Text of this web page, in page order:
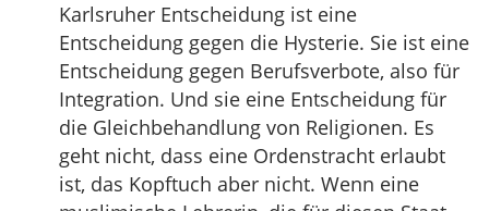
Karlsruher Entscheidung ist eine
Entscheidung gegen die Hysterie. Sie ist eine
Entscheidung gegen Berufsverbote, also für
Integration. Und sie eine Entscheidung für
die Gleichbehandlung von Religionen. Es
geht nicht, dass eine Ordenstracht erlaubt
ist, das Kopftuch aber nicht. Wenn eine